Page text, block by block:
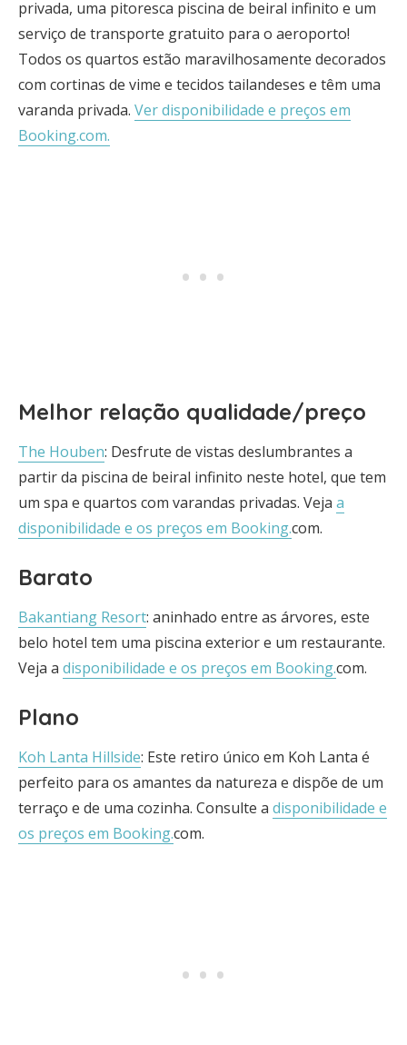
privada, uma pitoresca piscina de beiral infinito e um
serviço de transporte gratuito para o aeroporto!
Todos os quartos estão maravilhosamente decorados
com cortinas de vime e tecidos tailandeses e têm uma
varanda privada. Ver disponibilidade e preços em
Booking.com.
Melhor relação qualidade/preço
The Houben: Desfrute de vistas deslumbrantes a
partir da piscina de beiral infinito neste hotel, que tem
um spa e quartos com varandas privadas. Veja a
disponibilidade e os preços em Booking.com.
Barato
Bakantiang Resort: aninhado entre as árvores, este
belo hotel tem uma piscina exterior e um restaurante.
Veja a disponibilidade e os preços em Booking.com.
Plano
Koh Lanta Hillside: Este retiro único em Koh Lanta é
perfeito para os amantes da natureza e dispõe de um
terraço e de uma cozinha. Consulte a disponibilidade e
os preços em Booking.com.